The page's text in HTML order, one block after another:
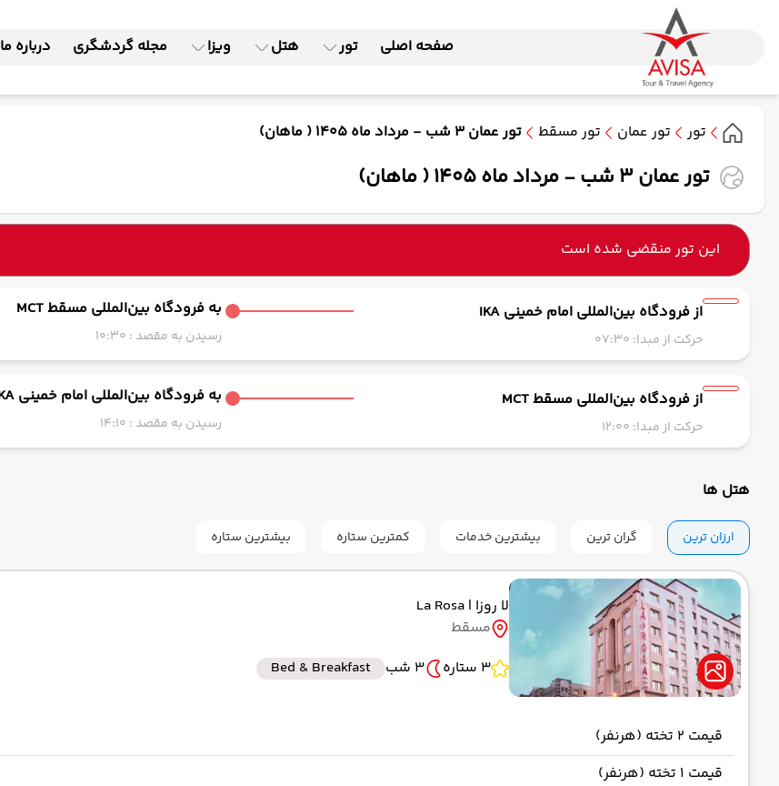
صفحه اصلی تور هتل ویزا مجله گردشگری درباره ما
تور تور عمان تور مسقط تور عمان 3 شب - مرداد ماه 1405 ( ماهان)
تور عمان 3 شب - مرداد ماه 1405 ( ماهان)
این تور منقضی شده است
از فرودگاه بین‌المللی امام خمینی IKA
حرکت از مبدا: 07:30
به فرودگاه بین‌المللی مسقط MCT
رسیدن به مقصد : 10:30
از فرودگاه بین‌المللی مسقط MCT
حرکت از مبدا: 12:00
به فرودگاه بین‌المللی امام خمینی IKA
رسیدن به مقصد : 14:10
هتل ها
ارزان ترین گران ترین بیشترین خدمات کمترین ستاره بیشترین ستاره
لا روزا | La Rosa
مسقط
3 ستاره
3 شب Bed & Breakfast
قیمت 2 تخته (هرنفر)
قیمت 1 تخته (هرنفر)